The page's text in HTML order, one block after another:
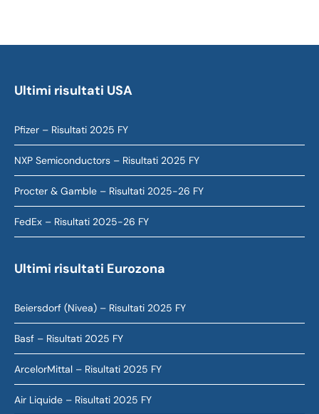
Ultimi risultati USA
Pfizer – Risultati 2025 FY
NXP Semiconductors – Risultati 2025 FY
Procter & Gamble – Risultati 2025-26 FY
FedEx – Risultati 2025-26 FY
Ultimi risultati Eurozona
Beiersdorf (Nivea) – Risultati 2025 FY
Basf – Risultati 2025 FY
ArcelorMittal – Risultati 2025 FY
Air Liquide – Risultati 2025 FY